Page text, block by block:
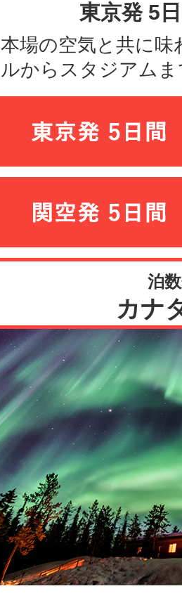
東京発 5日
本場の空気と共に味
ルからスタジアム
泊
カナ